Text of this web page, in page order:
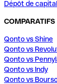
Dépôt de
COMPARATIFS
Qonto vs Shine
Qonto vs
Qonto vs
Qonto vs Indy
Qonto vs